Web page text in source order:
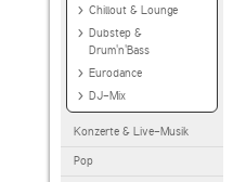
Chillout & Lounge
Dubstep &
Drum'n'Bass
Eurodance
DJ-Mix
Konzerte & Live-Musik
Pop